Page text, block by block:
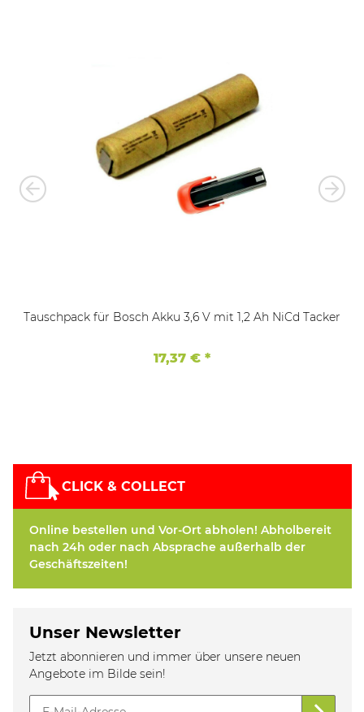
Tauschpack für Bosch Akku 3,6 V mit 1,2 Ah NiCd Tacker
17,37 € *
CLICK & COLLECT
Online bestellen und Vor-Ort abholen! Abholbereit
nach 24h oder nach Absprache außerhalb der
Geschäftszeiten!
Unser Newsletter
Jetzt abonnieren und immer über unsere neuen
Angebote im Bilde sein!